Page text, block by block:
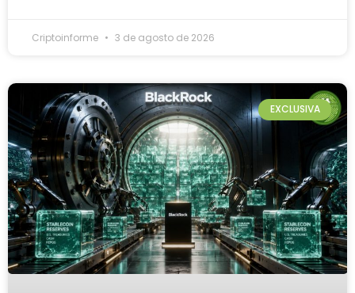
Criptoinforme 3 de agosto de 2026
EXCLUSIVA